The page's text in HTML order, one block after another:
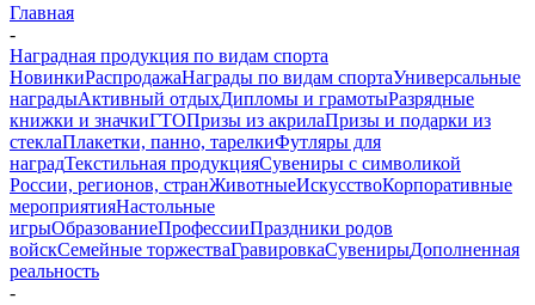
Главная
-
Наградная продукция по видам спорта
НовинкиРаспродажаНаграды по видам спортаУниверсальные
наградыАктивный отдыхДипломы и грамотыРазрядные
книжки и значкиГТОПризы из акрилаПризы и подарки из
стеклаПлакетки, панно, тарелкиФутляры для
наградТекстильная продукцияСувениры с символикой
России, регионов, странЖивотныеИскусствоКорпоративные
мероприятияНастольные
игрыОбразованиеПрофессииПраздники родов
войскСемейные торжестваГравировкаСувенирыДополненная
реальность
-